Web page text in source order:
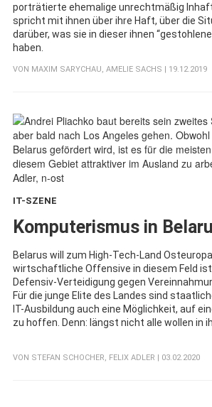
porträtierte ehemalige unrechtmäßig
spricht mit ihnen über ihre Haft, über die
darüber, was sie in dieser ihnen
haben.
VON MAXIM SARYCHAU, AMELIE SACHS | 19.12.2019
IT-SZENE
Komputerismus in
Belarus will zum High-Tech-Land
wirtschaftliche Offensive in diesem Feld ist
Defensiv-Verteidigung gegen
Für die junge Elite des Landes sind
IT-Ausbildung auch eine Möglichkeit, auf
zu hoffen. Denn: längst nicht alle wollen in
VON STEFAN SCHOCHER, FELIX ADLER | 03.02.2020